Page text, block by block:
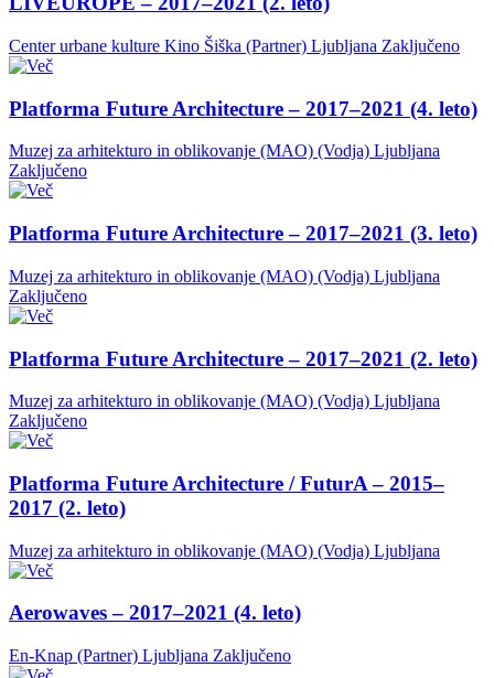
Center urbane kulture Kino Šiška (Partner) Ljubljana Zaključeno
Platforma Future Architecture – 2017–2021 (4. leto)
Muzej za arhitekturo in oblikovanje (MAO) (Vodja) Ljubljana
Zaključeno
Platforma Future Architecture – 2017–2021 (3. leto)
Muzej za arhitekturo in oblikovanje (MAO) (Vodja) Ljubljana
Zaključeno
Platforma Future Architecture – 2017–2021 (2. leto)
Muzej za arhitekturo in oblikovanje (MAO) (Vodja) Ljubljana
Zaključeno
Platforma Future Architecture / FuturA – 2015–
2017 (2. leto)
Muzej za arhitekturo in oblikovanje (MAO) (Vodja) Ljubljana
Aerowaves – 2017–2021 (4. leto)
En-Knap (Partner) Ljubljana Zaključeno